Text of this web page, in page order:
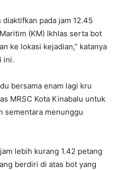
diaktifkan pada jam 12.45
(KM) Ikhlas serta bot
ke lokasi kejadian,” katanya
ini.
bersama enam lagi kru
MRSC Kota Kinabalu untuk
sementara menunggu
lebih kurang 1.42 petang
berdiri di atas bot yang